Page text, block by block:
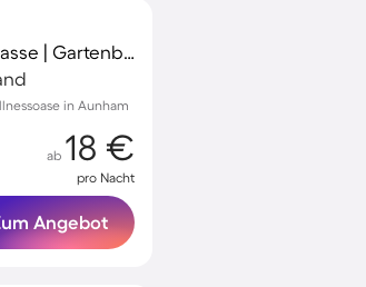
Wohnung mit Garten, Sauna und Terrasse | Gartenblick
in Aunham
ab 18 €
pro Nacht
Angebot